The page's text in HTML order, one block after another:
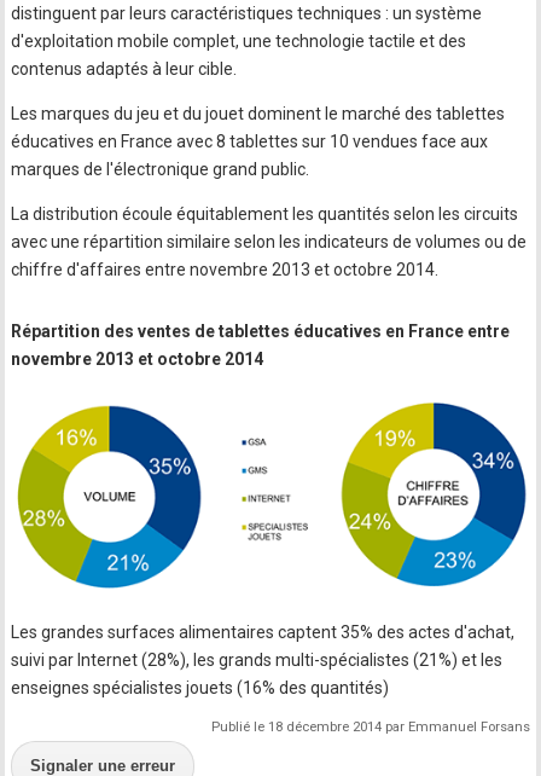
distinguent par leurs caractéristiques techniques : un système
d'exploitation mobile complet, une technologie tactile et des
contenus adaptés à leur cible.
Les marques du jeu et du jouet dominent le marché des tablettes
éducatives en France avec 8 tablettes sur 10 vendues face aux
marques de l'électronique grand public.
La distribution écoule équitablement les quantités selon les circuits
avec une répartition similaire selon les indicateurs de volumes ou de
chiffre d'affaires entre novembre 2013 et octobre 2014.
Répartition des ventes de tablettes éducatives en France entre
novembre 2013 et octobre 2014
Les grandes surfaces alimentaires captent 35% des actes d'achat,
suivi par Internet (28%), les grands multi-spécialistes (21%) et les
enseignes spécialistes jouets (16% des quantités)
Publié le 18 décembre 2014 par Emmanuel Forsans
Signaler une erreur